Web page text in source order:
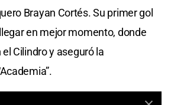
Brayan Cortés. Su primer gol
en mejor momento, donde
Cilindro y aseguró la